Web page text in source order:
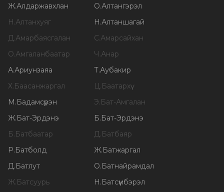
Ж.Алдаржавхлан О.Алтангэрэл
Н.Алтанхуяг Н.Алтаншагай
Д.Амарбаясгалан С.Амарсайхан
О.Амгаланбаатар Ч.Анар
А.Ариунзаяа Т.Аубакир
Х.Баасанжаргал Ц.Баатархүү
М.Бадамсүрэн Э.Бат-Амгалан
Ж.Бат-Эрдэнэ Б.Бат-Эрдэнэ
Б.Батбаатар Д.Батбаяр
Р.Батболд Ж.Батжаргал
Д.Батлут О.Батнайрамдал
Ж.Батсуурь Н.Батсүмбэрэл